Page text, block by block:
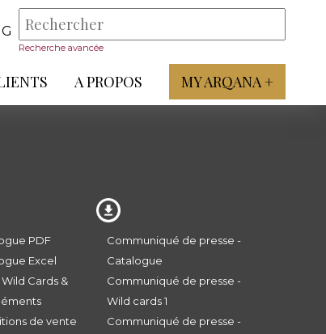
Recherche avancée
A PROPOS MY ARQANA +
PDF
Excel
Cards &
de vente
Communiqué de presse -
Catalogue
Communiqué de presse -
Wild cards 1
Communiqué de presse -